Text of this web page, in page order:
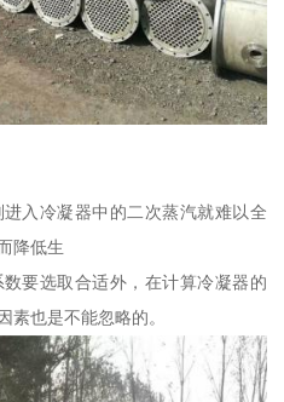
入冷凝器中的二次蒸汽就难以全
降低生
要选取合适外，在计算冷凝器的
素也是不能忽略的。